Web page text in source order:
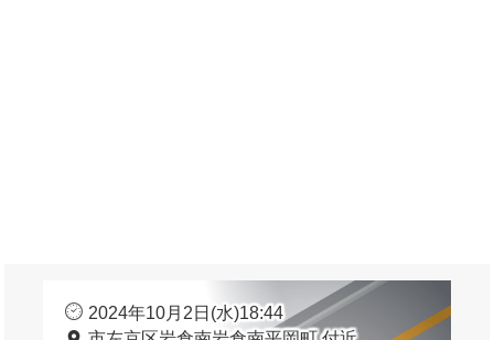
2024年10月2日(水)18:44